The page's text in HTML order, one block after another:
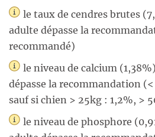
le taux de cendres brutes
adulte dépasse la
recommandé)
le niveau de calcium
dépasse la recommandation
sauf si chien > 25kg : 1,2%, >
le niveau de phosphore